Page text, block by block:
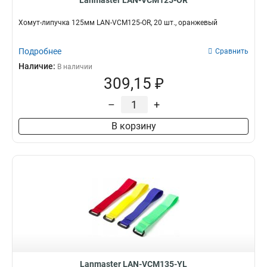
Хомут-липучка 125мм LAN-VCM125-OR, 20 шт., оранжевый
Подробнее Сравнить
Наличие: В наличии
309,15 ₽
– +
В корзину
Lanmaster LAN-VCM135-YL